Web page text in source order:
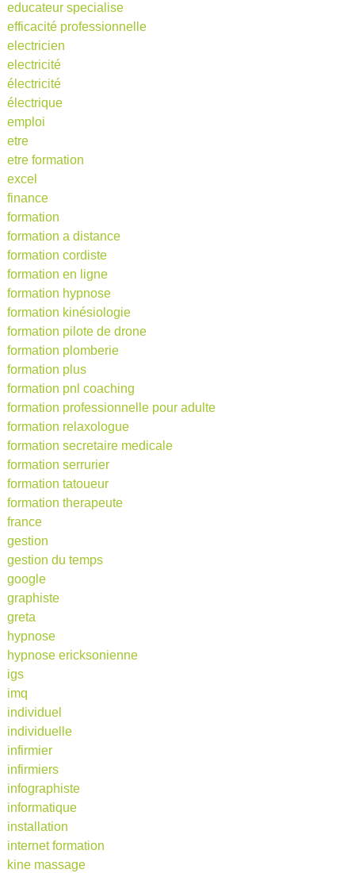
educateur specialise
efficacité professionnelle
electricien
electricité
électricité
électrique
emploi
etre
etre formation
excel
finance
formation
formation a distance
formation cordiste
formation en ligne
formation hypnose
formation kinésiologie
formation pilote de drone
formation plomberie
formation plus
formation pnl coaching
formation professionnelle pour adulte
formation relaxologue
formation secretaire medicale
formation serrurier
formation tatoueur
formation therapeute
france
gestion
gestion du temps
google
graphiste
greta
hypnose
hypnose ericksonienne
igs
imq
individuel
individuelle
infirmier
infirmiers
infographiste
informatique
installation
internet formation
kine massage